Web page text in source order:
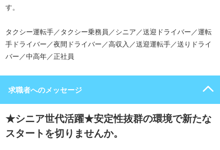
す。
タクシー運転手／タクシー乗務員／シニア／送迎ドライバー／運転
手ドライバー／夜間ドライバー／高収入／送迎運転手／送りドライ
バー／中高年／正社員
求職者へのメッセージ
★シニア世代活躍★安定性抜群の環境で新たな
スタートを切りませんか。